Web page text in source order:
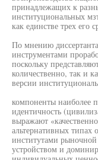
принадлежащих к
институциональных
как единстве трех его
По мнению
инструментами
поскольку
количественно, так и
версии
компоненты наиболее
идентичность
выражают
альтернативных типах
институтами
устройством и